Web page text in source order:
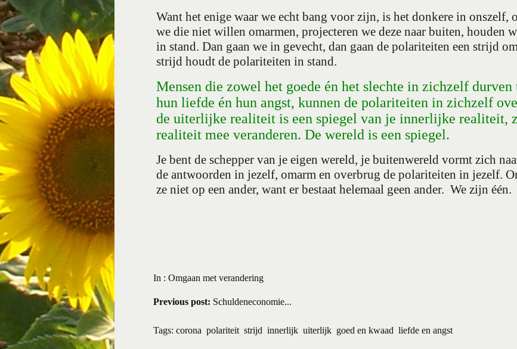
Want het enige waar we echt bang voor zijn, is het donkere in onszelf,
we die niet willen omarmen, projecteren we deze naar buiten, houden
in stand. Dan gaan we in gevecht, dan gaan de polariteiten een strijd
strijd houdt de polariteiten in stand.
Mensen die zowel het goede én het slechte in zichzelf durven
hun liefde én hun angst, kunnen de polariteiten in zichzelf
de uiterlijke realiteit is een spiegel van je innerlijke realiteit,
realiteit mee veranderen. De wereld is een spiegel.
Je bent de schepper van je eigen wereld, je buitenwereld vormt zich
de antwoorden in jezelf, omarm en overbrug de polariteiten in jezelf.
ze niet op een ander, want er bestaat helemaal geen ander. We zijn één.
In : Omgaan met verandering
Previous post: Schuldeneconomie...
Tags: corona polariteit strijd innerlijk uiterlijk goed en kwaad liefde en angst